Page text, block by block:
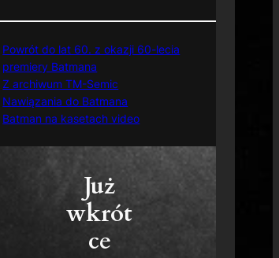
Powrót do lat 60. z okazji 60-lecia
premiery Batmana
Z archiwum TM-Semic
Nawiązania do Batmana
Batman na kasetach video
Już
wkrót
ce